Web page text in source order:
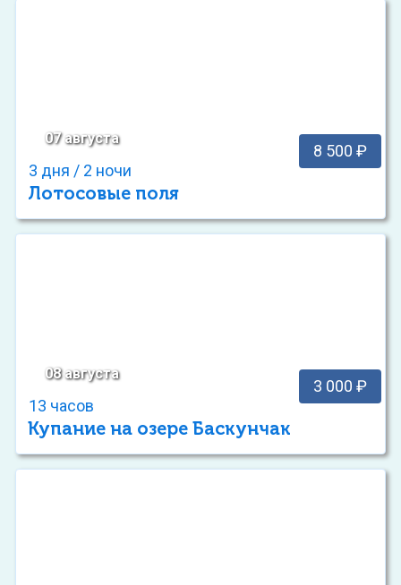
07 августа
8 500 ₽
3 дня / 2 ночи
Лотосовые поля
08 августа
3 000 ₽
13 часов
Купание на озере Баскунчак